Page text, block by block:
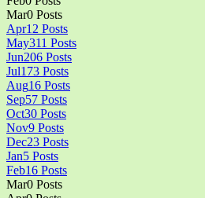
Mar0 Posts
Apr12 Posts
May311 Posts
Jun206 Posts
Jul173 Posts
Aug16 Posts
Sep57 Posts
Oct30 Posts
Nov9 Posts
Dec23 Posts
Jan5 Posts
Feb16 Posts
Mar0 Posts